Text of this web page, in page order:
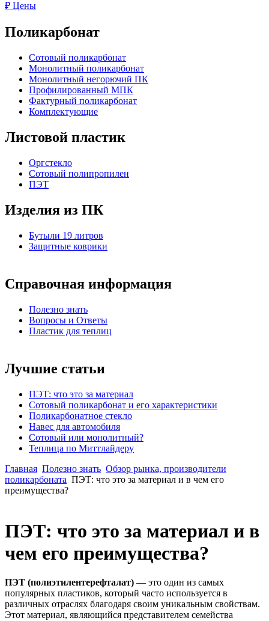
₽ Цены
Поликарбонат
Сотовый поликарбонат
Монолитный поликарбонат
Монолитный негорючий ПК
Профилированный МПК
Фактурный поликарбонат
Комплектующие
Листовой пластик
Оргстекло
Cотовый полипропилен
ПЭТ
Изделия из ПК
Бутыли 19 литров
Защитные коврики
Справочная информация
Полезно знать
Вопросы и Ответы
Пластик для теплиц
Лучшие статьи
ПЭТ: что это за материал
Сотовый поликарбонат и его характеристики
Поликарбонатное стекло
Навес для автомобиля
Сотовый или монолитный?
Теплица по Миттлайдеру
Главная Полезно знать Обзор рынка, производители
поликарбоната ПЭТ: что это за материал и в чем его
преимущества?
ПЭТ: что это за материал и в
чем его преимущества?
ПЭТ (полиэтилентерефталат) — это один из самых
популярных пластиков, который часто используется в
различных отраслях благодаря своим уникальным свойствам.
Этот материал, являющийся представителем семейства